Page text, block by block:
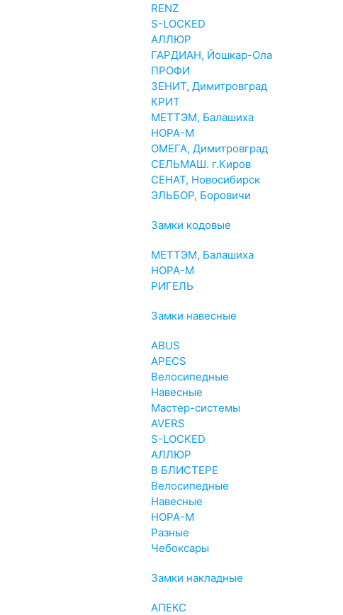
RENZ
S-LOCKED
АЛЛЮР
ГАРДИАН, Йошкар-Ола
ПРОФИ
ЗЕНИТ, Димитровград
КРИТ
МЕТТЭМ, Балашиха
НОРА-М
ОМЕГА, Димитровград
СЕЛЬМАШ. г.Киров
СЕНАТ, Новосибирск
ЭЛЬБОР, Боровичи
Замки кодовые
МЕТТЭМ, Балашиха
НОРА-М
РИГЕЛЬ
Замки навесные
ABUS
APECS
Велосипедные
Навесные
Мастер-системы
AVERS
S-LOCKED
АЛЛЮР
В БЛИСТЕРЕ
Велосипедные
Навесные
НОРА-М
Разные
Чебоксары
Замки накладные
АПЕКС